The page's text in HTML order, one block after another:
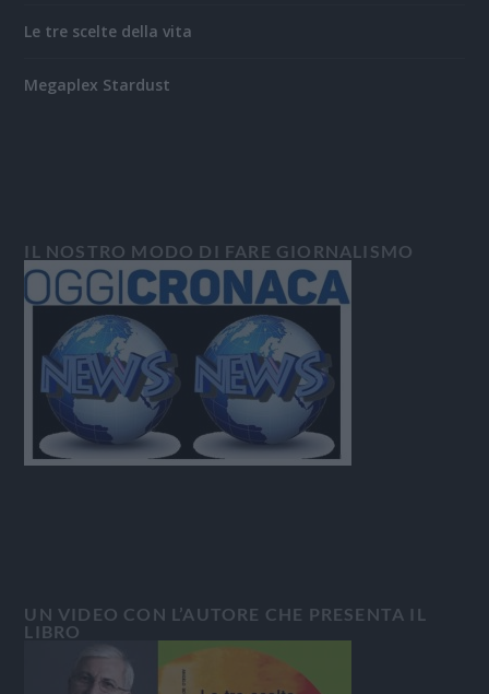
Le tre scelte della vita
Megaplex Stardust
IL NOSTRO MODO DI FARE GIORNALISMO
UN VIDEO CON L’AUTORE CHE PRESENTA IL
LIBRO